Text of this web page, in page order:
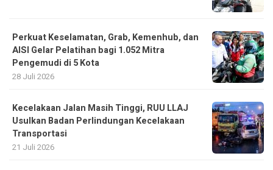
Perkuat Keselamatan, Grab, Kemenhub, dan
AISI Gelar Pelatihan bagi 1.052 Mitra
Pengemudi di 5 Kota
28 Juli 2026
Kecelakaan Jalan Masih Tinggi, RUU LLAJ
Usulkan Badan Perlindungan Kecelakaan
Transportasi
21 Juli 2026